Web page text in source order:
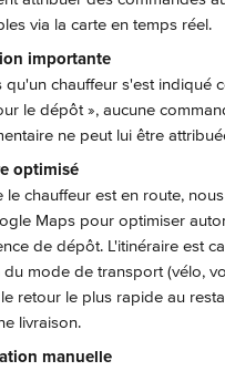
via la carte en temps réel.
importante
qu'un chauffeur s'est indiqué
le dépôt », aucune
ne peut lui être
optimisé
le chauffeur est en route,
Maps pour optimiser
de dépôt. L'itinéraire est
mode de transport (vélo,
retour le plus rapide au
livraison.
manuelle